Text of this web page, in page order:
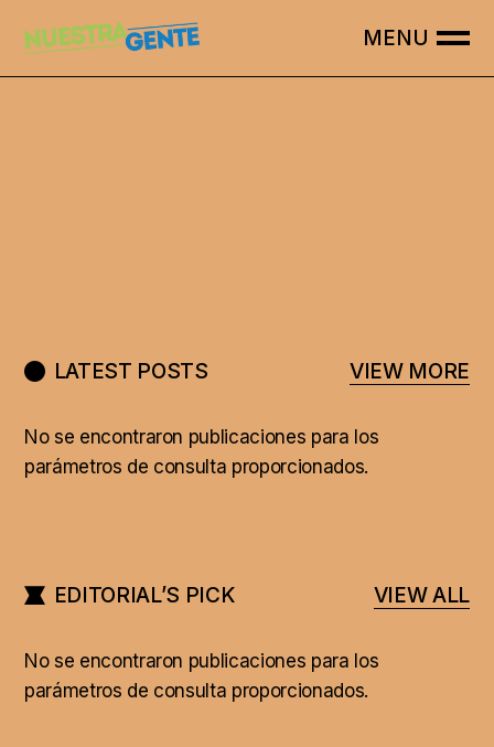
LATEST POSTS VIEW MORE
No se encontraron publicaciones para los
parámetros de consulta proporcionados.
EDITORIAL’S PICK VIEW ALL
No se encontraron publicaciones para los
parámetros de consulta proporcionados.